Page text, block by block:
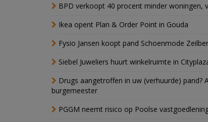
BPD verkoopt 40 procent minder woningen,
Ikea opent Plan & Order Point in Gouda
Fysio Jansen koopt pand Schoenmode
Siebel Juweliers huurt winkelruimte in
Drugs aangetroffen in uw (verhuurde)
burgemeester
PGGM neemt risico op Poolse